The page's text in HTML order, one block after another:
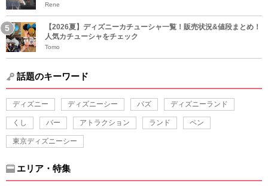
Rene
【2026夏】ディズニーカチューシャ一覧！販売状況&値段まとめ！
人気カチューシャをチェック
Tomo
話題のキーワード
ディズニー ディズニーシー バズ ディズニーランド
くし バー アトラクション ランド ペン
東京ディズニーシー
エリア・特集